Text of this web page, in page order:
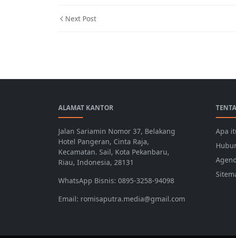
Next Post
ALAMAT KANTOR
Jalan Sariamin Nomor 37, Belakang
Hotel Pangeran, Cinta Raja,
Kecamatan. Sail, Kota Pekanbaru,
Riau, Indonesia, 28131
WhatsApp Bisnis: 0895-3258-94098
Email: romisaputra.media@gmail.com
Apa